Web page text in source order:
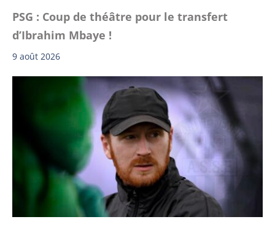
PSG : Coup de théâtre pour le transfert
d’Ibrahim Mbaye !
9 août 2026